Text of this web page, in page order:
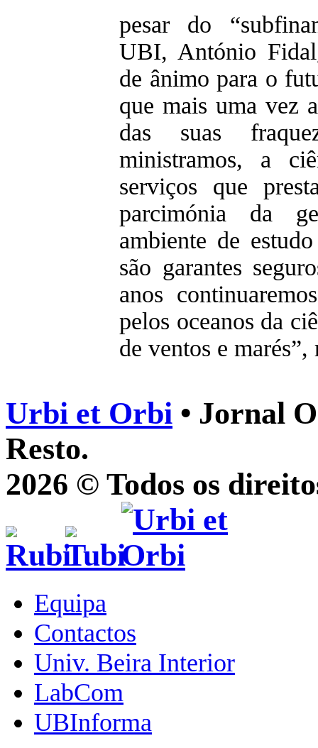
pesar do
UBI, António
de ânimo para o
que mais uma vez
das suas
ministramos, a
serviços que
parcimónia da
ambiente de
são garantes
anos
pelos oceanos da
de ventos e marés”,
Urbi et Orbi • Jornal
Resto.
2026 © Todos os
Equipa
Contactos
Univ. Beira Interior
LabCom
UBInforma